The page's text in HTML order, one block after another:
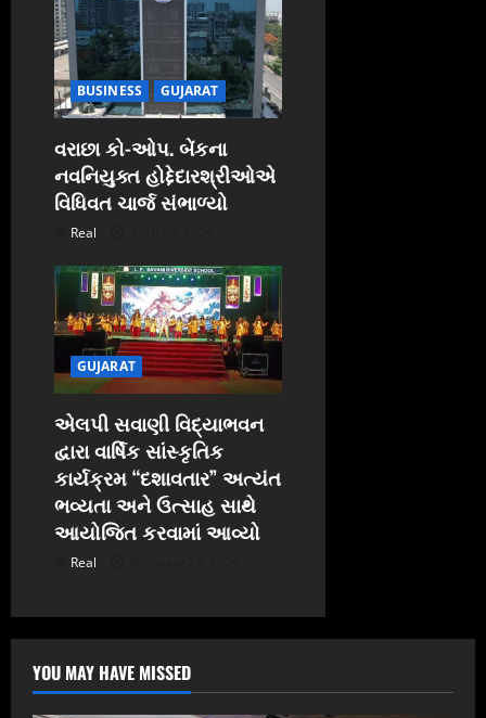
BUSINESS GUJARAT
વરાછા કો-ઓપ. બેંકના
નવનિયુક્ત હોદ્દેદારશ્રીઓએ
વિધિવત ચાર્જ સંભાળ્યો
Real
GUJARAT
એલપી સવાણી વિદ્યાભવન
દ્વારા વાર્ષિક સાંસ્કૃતિક
કાર્યક્રમ “દશાવતાર” અત્યંત
ભવ્યતા અને ઉત્સાહ સાથે
આયોજિત કરવામાં આવ્યો
Real
YOU MAY HAVE MISSED